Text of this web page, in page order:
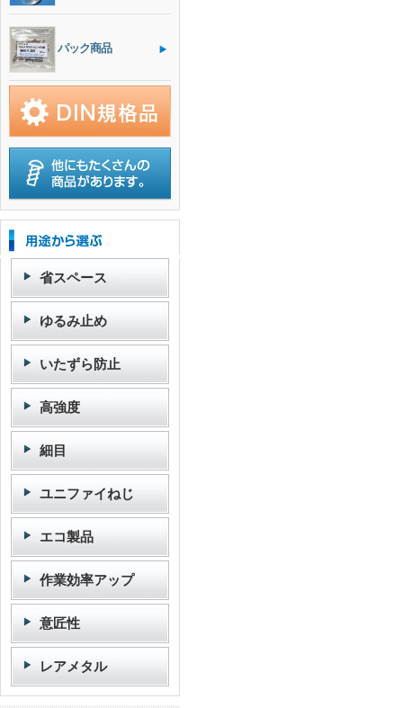
パック商品
省スペース
ゆるみ止め
いたずら防止
高強度
細目
ユニファイねじ
エコ製品
作業効率アップ
意匠性
レアメタル